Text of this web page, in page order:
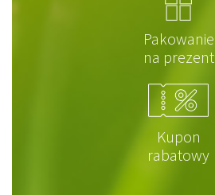
Pakowanie
na prezent
Kupon
rabatowy